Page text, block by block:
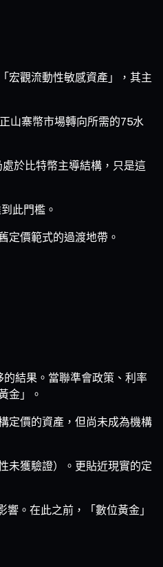
宏觀流動性敏感資產」，其主
山寨幣市場轉向所需的75水
於比特幣主導結構，只是這
此門檻。
定價範式的過渡地帶。
結果。當聯準會政策、利率
金」。
定價的資產，但尚未成為機構
未獲驗證）。更貼近現實的定
。在此之前，「數位黃金」